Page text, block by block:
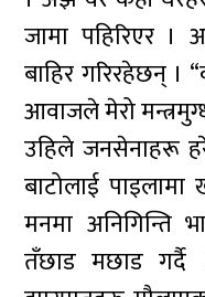
जामा पहिरिएर ।
बाहिर गरिरहेछन् ।
आवाजले मेरो
उहिले जनसेनाहरू
बाटोलाई
मनमा अनिगिन्ति
तँछाड मछाड गर्दै